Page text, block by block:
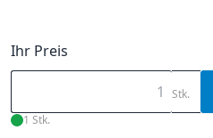
Ihr Preis
Stk.
1 Stk.